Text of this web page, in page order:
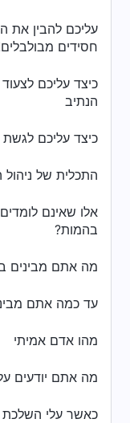
עליכם להבין את
חסידים
כיצד עליכם
הנתיב
כיצד עליכם
התכלית של ניהול
אלו שאינם
בהמות?
מה אתם מבינים
עד כמה אתם
מהו אדם אמיתי
מה אתם יודעים
כאשר עלי השלכת